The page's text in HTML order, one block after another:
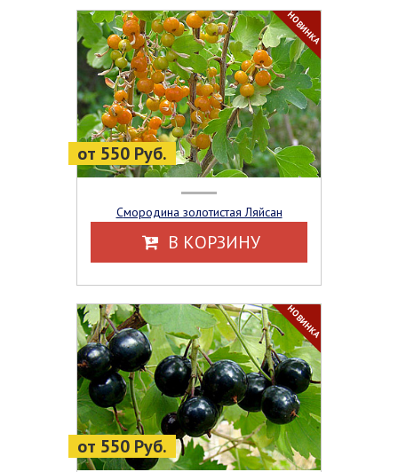
от 550 Руб.
НОВИНКА
Смородина золотистая Ляйсан
В КОРЗИНУ
от 550 Руб.
НОВИНКА